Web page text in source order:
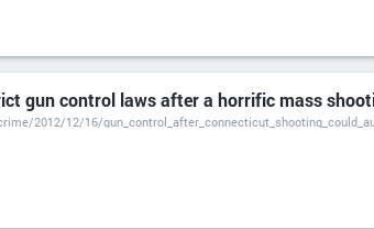
gun control laws after a horrific mass
2012/12/16/